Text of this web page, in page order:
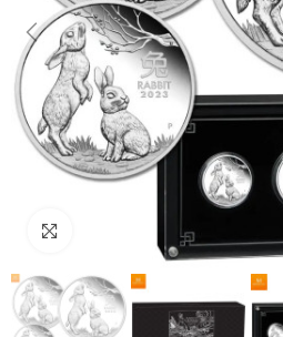
Klikk for å forstørre